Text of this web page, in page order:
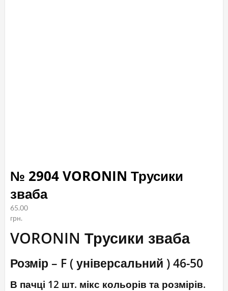
№ 2904 VORONIN Трусики
зваба
65.00
грн.
VORONIN Трусики зваба
Розмір – F ( універсальний ) 46-50
В пачці 12 шт. мікс кольорів та розмірів.